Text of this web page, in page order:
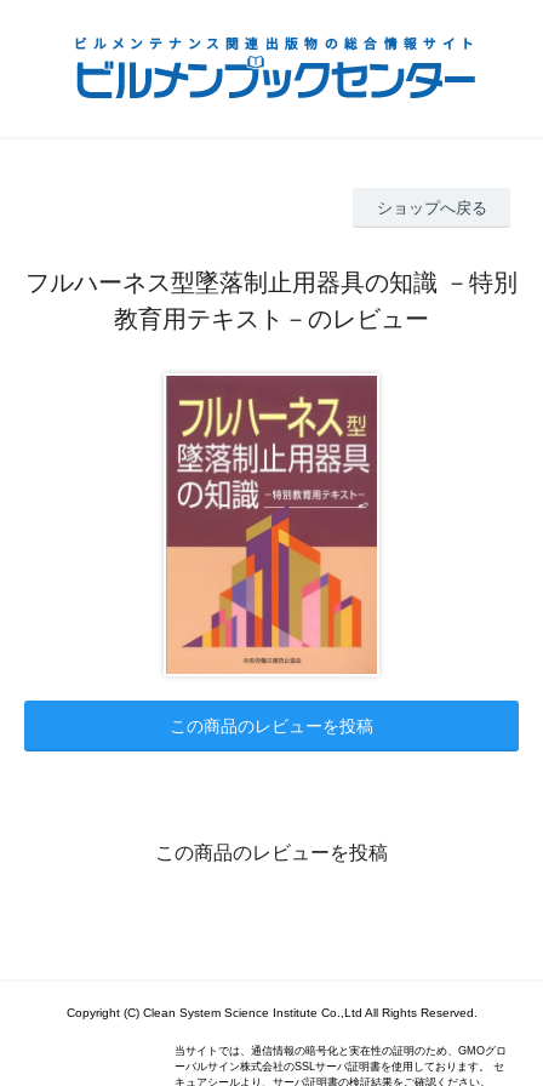
ショップへ戻る
フルハーネス型墜落制止用器具の知識 －特別
教育用テキスト－のレビュー
この商品のレビューを投稿
この商品のレビューを投稿
Copyright (C) Clean System Science Institute Co.,Ltd All Rights Reserved.
当サイトでは、通信情報の暗号化と実在性の証明のため、GMOグロ
ーバルサイン株式会社のSSLサーバ証明書を使用しております。 セ
キュアシールより、サーバ証明書の検証結果をご確認ください。